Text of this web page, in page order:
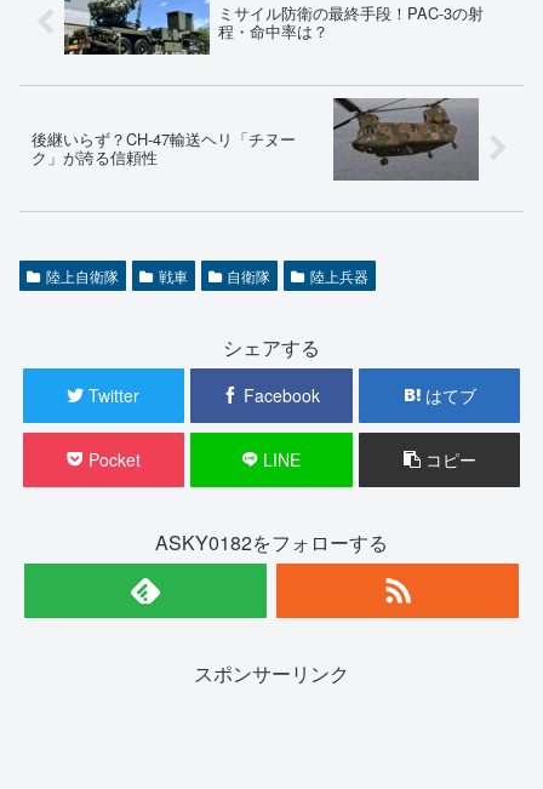
ミサイル防衛の最終手段！PAC-3の射
程・命中率は？
後継いらず？CH-47輸送ヘリ「チヌー
ク」が誇る信頼性
陸上自衛隊 戦車 自衛隊 陸上兵器
シェアする
Twitter Facebook はてブ
Pocket LINE コピー
ASKY0182をフォローする
スポンサーリンク